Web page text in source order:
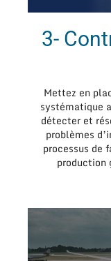
3-
Mettez en
systématique
détecter et
problèmes
processus de
production